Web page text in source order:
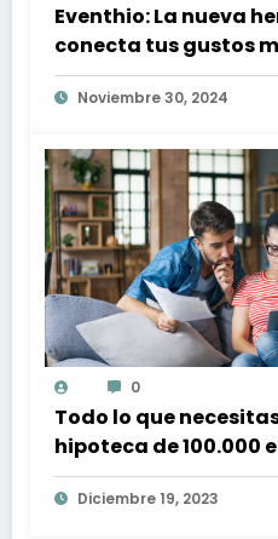
Eventhio: La nueva
conecta tus gustos
Spotify con
Noviembre 30, 2024
0
Todo lo que
hipoteca de 100.000
Diciembre 19, 2023